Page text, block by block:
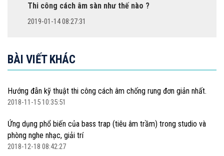
Thi công cách âm sàn như thế nào ?
2019-01-14 08:27:31
BÀI VIẾT KHÁC
Hướng đẫn kỹ thuật thi công cách âm chống rung đơn giản nhất.
2018-11-15 10:35:51
Ứng dụng phổ biến của bass trap (tiêu âm trầm) trong studio và
phòng nghe nhạc, giải trí
2018-12-18 08:42:27